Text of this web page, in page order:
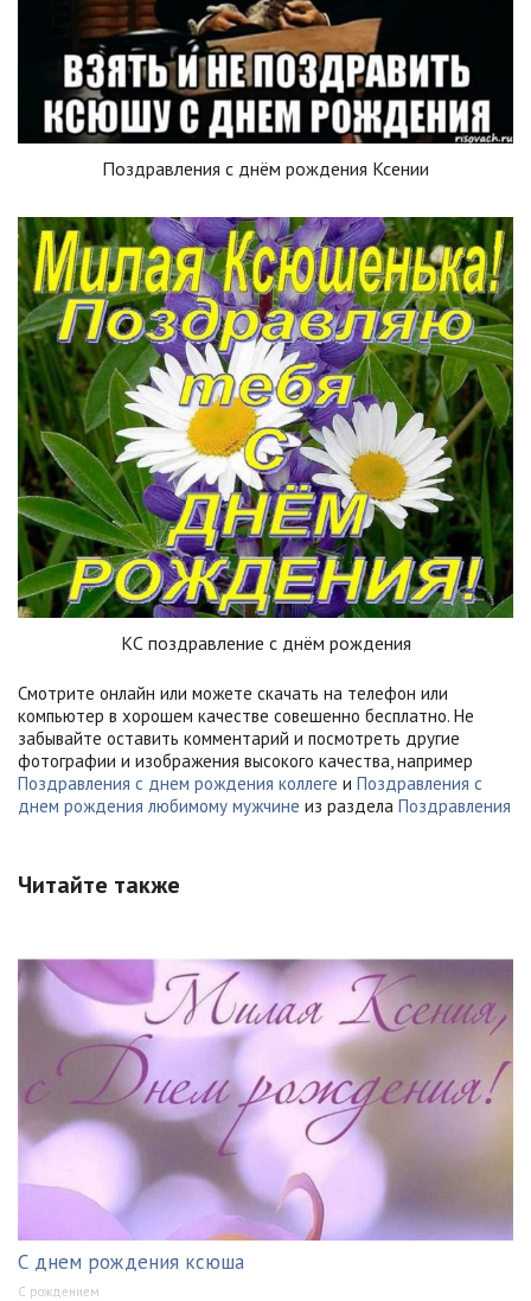
Поздравления с днём рождения Ксении
КС поздравление с днём рождения
Смотрите онлайн или можете скачать на телефон или
компьютер в хорошем качестве совешенно бесплатно. Не
забывайте оставить комментарий и посмотреть другие
фотографии и изображения высокого качества, например
Поздравления с днем рождения коллеге и Поздравления с
днем рождения любимому мужчине из раздела Поздравления
Читайте также
С днем рождения ксюша
С рождением